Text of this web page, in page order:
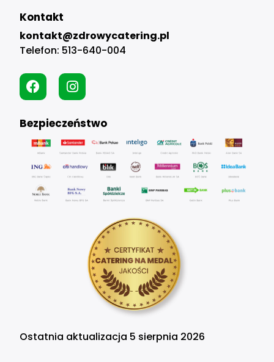
Kontakt
kontakt@zdrowycatering.pl
Telefon: 513-640-004
Bezpieczeństwo
Ostatnia aktualizacja 5 sierpnia 2026